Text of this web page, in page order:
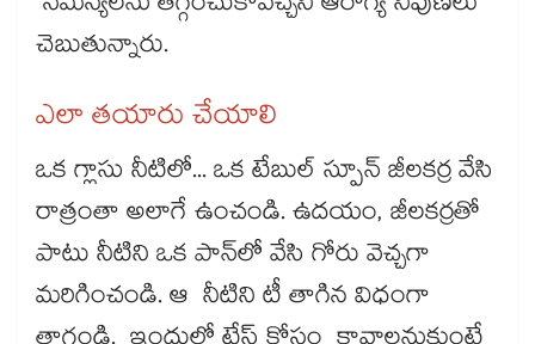
చెబుతున్నారు.
ఎలా తయారు చేయాలి
ఒక గ్లాసు నీటిలో... ఒక టేబుల్ స్పూన్ జీలకర్ర వేసి
రాత్రంతా అలాగే ఉంచండి. ఉదయం, జీలకర్రతో
పాటు నీటిని ఒక పాన్‌లో వేసి గోరు వెచ్చగా
మరిగించండి. ఆ నీటిని టీ తాగిన విధంగా